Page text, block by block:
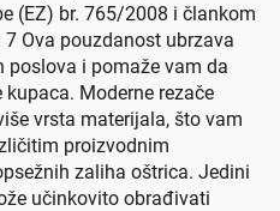
(EZ) br. 765/2008 i člankom
Ova pouzdanost ubrzava
poslova i pomaže vam da
Moderne rezače
vrsta materijala, što vam
proizvodnim
zaliha oštrica. Jedini
učinkovito obrađivati